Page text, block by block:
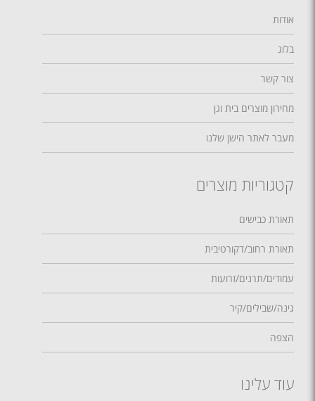
אודות
בלוג
צור קשר
מחירון מוצרים בית וגן
מעבר לאתר הישן שלנו
קטגוריות מוצרים
תאורת כבישים
תאורת רחוב/דקורטיבית
עמודים/תרנים/זרועות
גינה/שבילים/קיר
הצפה
עוד עלינו